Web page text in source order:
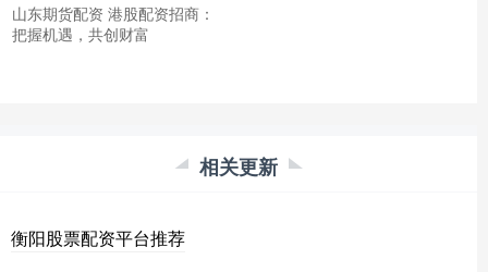
山东期货配资 港股配资招商：
把握机遇，共创财富
相关更新
衡阳股票配资平台推荐